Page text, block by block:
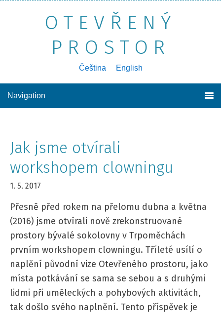
OTEVŘENÝ
PROSTOR
poznávání sebe sama, druhých a světa kolem nás
Čeština English
Navigation
Jak jsme otvírali
workshopem clowningu
1. 5. 2017
Přesně před rokem na přelomu dubna a května
(2016) jsme otvírali nově zrekonstruované
prostory bývalé sokolovny v Trpoměchách
prvním workshopem clowningu. Tříleté usílí o
naplění původní vize Otevřeného prostoru, jako
místa potkávání se sama se sebou a s druhými
lidmi při uměleckých a pohybových aktivitách,
tak došlo svého naplnění. Tento příspěvek je